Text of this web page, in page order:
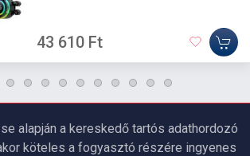
43 610 Ft
alapján a kereskedő tartós adathordozó
köteles a fogyasztó részére ingyenes